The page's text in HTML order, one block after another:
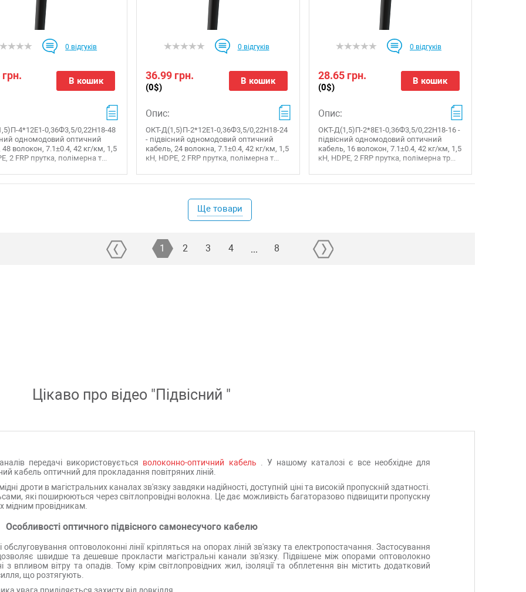
0 відгуків
В кошик
4*12Е1-0,36Ф3,5/0,22Н18-48
одномодовий оптичний
48 волокон, 7.1±0.4, 42 кг/км, 1,5
2 FRP прутка, полімерна т...
0 відгуків
36.99 грн.
(0$)
В кошик
Опис:
ОКТ-Д(1,5)П-2*12Е1-0,36Ф3,5/0,22Н18-24
- підвісний одномодовий оптичний
кабель, 24 волокна, 7.1±0.4, 42 кг/км, 1,5
кН, HDPE, 2 FRP прутка, полімерна т...
0 відгуків
28.65 грн.
(0$)
В кошик
Опис:
ОКТ-Д(1,5)П-2*8Е1-0,36Ф3,5/0,22Н18-16 -
підвісний одномодовий оптичний
кабель, 16 волокон, 7.1±0.4, 42 кг/км, 1,5
кН, HDPE, 2 FRP прутка, полімерна тр...
Ще товари
1 2 3 4 ... 8
Цікаво про відео "Підвісний "
передачі використовується волоконно-оптичний кабель . У нашому каталозі є все необхідне для
кабель оптичний для прокладання повітряних ліній.
дроти в магістральних каналах зв'язку завдяки надійності, доступній ціні та високій пропускній здатності.
які поширюються через світлопровідні волокна. Це дає можливість багаторазово підвищити пропускну
мідним провідникам.
Особливості оптичного підвісного самонесучого кабелю
оптоволоконні лінії кріпляться на опорах ліній зв'язку та електропостачання. Застосування
швидше та дешевше прокласти магістральні канали зв'язку. Підвішене між опорами оптоволокно
з впливом вітру та опадів. Тому крім світлопровідних жил, ізоляції та обплетення він містить додатковий
що розтягують.